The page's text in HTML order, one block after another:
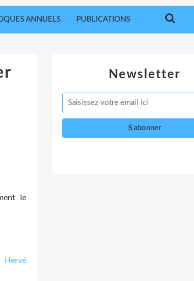
ANNUELS PUBLICATIONS
le
Hervé
Newsletter